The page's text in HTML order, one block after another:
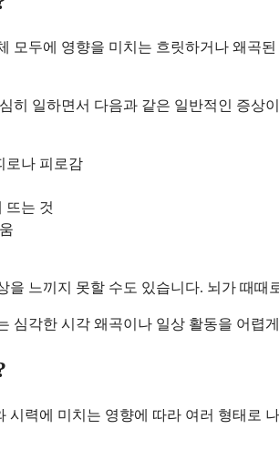
모두에 영향을 미치는 흐릿하거나 왜곡
히 일하면서 다음과 같은 일반적인 증상
로나 피로감
뜨는 것
을 느끼지 못할 수도 있습니다. 뇌가 때
심각한 시각 왜곡이나 일상 활동을 어
시력에 미치는 영향에 따라 여러 형태로